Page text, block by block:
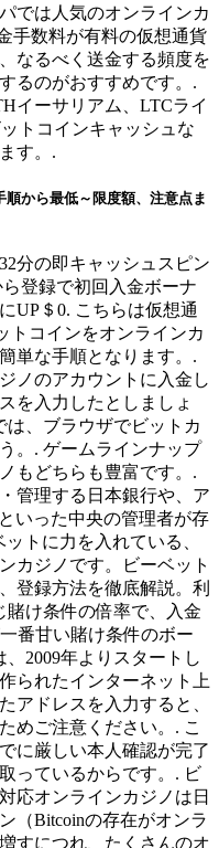
では人気のオンラインカ
手数料が有料の仮想通貨
なるべく送金する頻度を
るのがおすすめです。.
イーサリアム、LTCライ
トコインキャッシュな
す。.
から最低～限度額、注意点ま
分の即キャッシュスピン
登録で初回入金ボーナ
UP＄0. こちらは仮想通
トコインをオンラインカ
単な手順となります。.
ノのアカウントに入金し
を入力したとしましょ
は、ブラウザでビットカ
。. ゲームラインナップ
もどちらも豊富です。.
管理する日本銀行や、ア
いった中央の管理者が存
トに力を入れている、
カジノです。ビーベット
登録方法を徹底解説。利
賭け条件の倍率で、入金
番甘い賭け条件のボー
2009年よりスタートし
られたインターネット上
アドレスを入力すると、
めご注意ください。. こ
に厳しい本人確認が完了
っているからです。. ビ
応オンラインカジノは日
（Bitcoinの存在がオンラ
すにつれ、たくさんのオ